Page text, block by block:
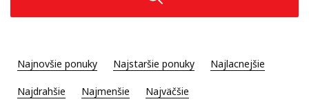
Najnovšie ponuky Najstaršie ponuky Najlacnejšie
Najdrahšie Najmenšie Najväčšie